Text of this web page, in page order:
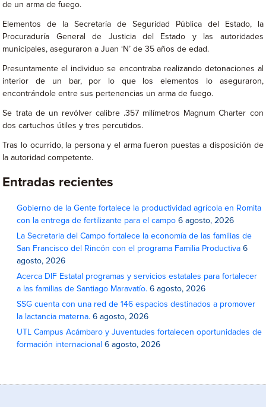
de un arma de fuego.
Elementos de la Secretaría de Seguridad Pública del Estado, la
Procuraduría General de Justicia del Estado y las autoridades
municipales, aseguraron a Juan ‘N’ de 35 años de edad.
Presuntamente el individuo se encontraba realizando detonaciones al
interior de un bar, por lo que los elementos lo aseguraron,
encontrándole entre sus pertenencias un arma de fuego.
Se trata de un revólver calibre .357 milímetros Magnum Charter con
dos cartuchos útiles y tres percutidos.
Tras lo ocurrido, la persona y el arma fueron puestas a disposición de
la autoridad competente.
Entradas recientes
Gobierno de la Gente fortalece la productividad agrícola en Romita
con la entrega de fertilizante para el campo 6 agosto, 2026
La Secretaria del Campo fortalece la economía de las familias de
San Francisco del Rincón con el programa Familia Productiva 6
agosto, 2026
Acerca DIF Estatal programas y servicios estatales para fortalecer
a las familias de Santiago Maravatío. 6 agosto, 2026
SSG cuenta con una red de 146 espacios destinados a promover
la lactancia materna. 6 agosto, 2026
UTL Campus Acámbaro y Juventudes fortalecen oportunidades de
formación internacional 6 agosto, 2026